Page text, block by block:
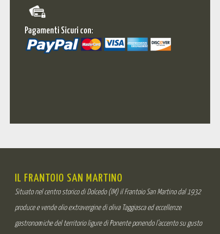
Pagamenti Sicuri con:
IL FRANTOIO SAN MARTINO
Situato nel centro storico di Dolcedo (IM) il Frantoio San Martino dal 1932
produce e vende olio extravergine di oliva Taggiasca ed eccellenze
gastronomiche del territorio ligure di Ponente ponendo l’accento su gusto